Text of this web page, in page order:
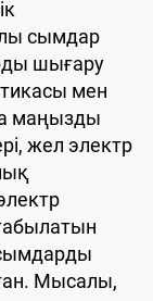
сымдар
шығару
мен
маңызды
жел электр
Мысалы,